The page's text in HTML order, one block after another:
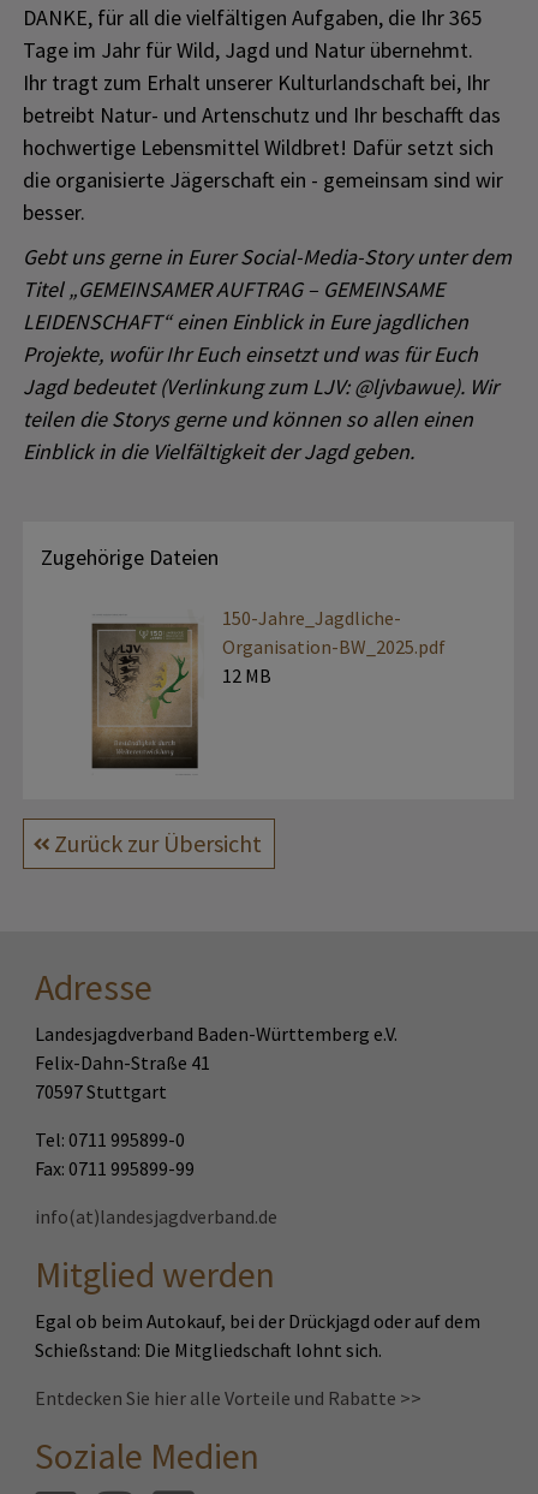
DANKE, für all die vielfältigen Aufgaben, die Ihr 365
Tage im Jahr für Wild, Jagd und Natur übernehmt.
Ihr tragt zum Erhalt unserer Kulturlandschaft bei, Ihr
betreibt Natur- und Artenschutz und Ihr beschafft das
hochwertige Lebensmittel Wildbret! Dafür setzt sich
die organisierte Jägerschaft ein - gemeinsam sind wir
besser.
Gebt uns gerne in Eurer Social-Media-Story unter dem
Titel „GEMEINSAMER AUFTRAG – GEMEINSAME
LEIDENSCHAFT“ einen Einblick in Eure jagdlichen
Projekte, wofür Ihr Euch einsetzt und was für Euch
Jagd bedeutet (Verlinkung zum LJV: @ljvbawue). Wir
teilen die Storys gerne und können so allen einen
Einblick in die Vielfältigkeit der Jagd geben.
Zugehörige Dateien
150-Jahre_Jagdliche-
Organisation-BW_2025.pdf
12 MB
Zurück zur Übersicht
Adresse
Landesjagdverband Baden-Württemberg e.V.
Felix-Dahn-Straße 41
70597 Stuttgart
Tel: 0711 995899-0
Fax: 0711 995899-99
info(at)landesjagdverband.de
Mitglied werden
Egal ob beim Autokauf, bei der Drückjagd oder auf dem
Schießstand: Die Mitgliedschaft lohnt sich.
Entdecken Sie hier alle Vorteile und Rabatte >>
Soziale Medien